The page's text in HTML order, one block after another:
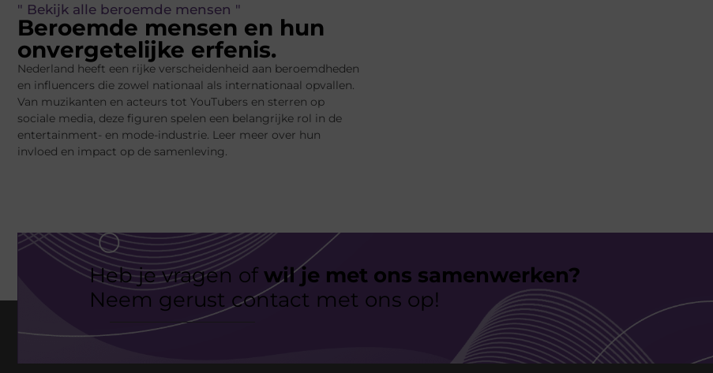
" Bekijk alle beroemde mensen "
Beroemde mensen en hun
onvergetelijke erfenis.
Nederland heeft een rijke verscheidenheid aan beroemdheden
en influencers die zowel nationaal als internationaal opvallen.
Van muzikanten en acteurs tot YouTubers en sterren op
sociale media, deze figuren spelen een belangrijke rol in de
entertainment- en mode-industrie. Leer meer over hun
invloed en impact op de samenleving.
Heb je vragen of wil je met ons samenwerken?
Neem gerust contact met ons op!